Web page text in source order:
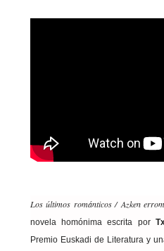
Los últimos románticos / Azken
novela homónima escrita por
Premio Euskadi de Literatura y